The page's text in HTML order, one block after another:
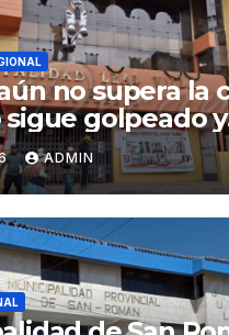
no supera la
golpeado y
exige al nuevo
fondos para
ADMIN